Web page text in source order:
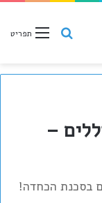
תפריט חיפוש
–
בסכנת הכחדה!